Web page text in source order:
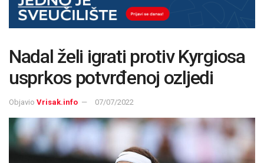
Nadal želi igrati protiv Kyrgiosa
usprkos potvrđenoj ozljedi
Objavio Vrisak.info 07/07/2022